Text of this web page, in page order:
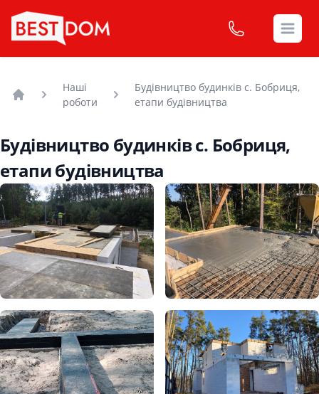
Наші
роботи
Будівництво будинків с. Бобриця,
етапи будівництва
Будівництво будинків с. Бобриця,
етапи будівництва